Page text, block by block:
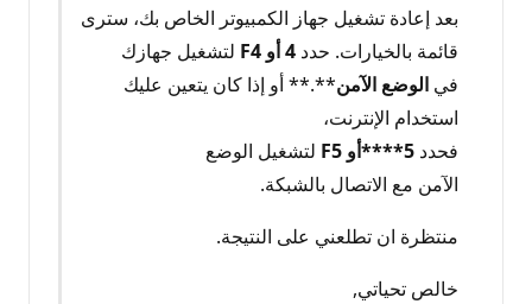
بعد إعادة تشغيل جهاز الكمبيوتر الخاص بك، سترى
قائمة بالخيارات. حدد 4 أو F4
لتشغيل جهازك
في الوضع الآمن**.** أو إذا كان يتعين عليك
استخدام الإنترنت،
فحدد 5****أو F5
لتشغيل الوضع
الآمن مع الاتصال بالشبكة.
منتظرة ان تطلعني على النتيجة.
خالص تحياتي,